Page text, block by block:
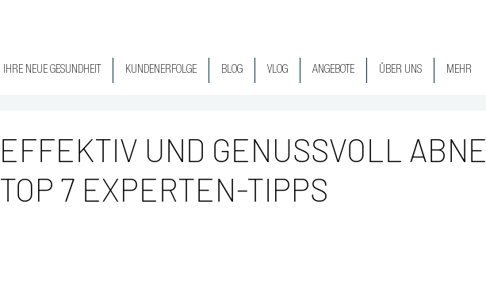
IHRE NEUE GESUNDHEIT KUNDENERFOLGE BLOG VLOG ANGEBOTE ÜBER UNS MEHR
EFFEKTIV UND GENUSSVOLL
TOP 7 EXPERTEN-TIPPS